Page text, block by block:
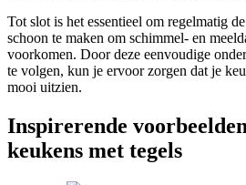
Tot slot is het essentieel om regelmatig
schoon te maken om schimmel- en
voorkomen. Door deze eenvoudige
te volgen, kun je ervoor zorgen dat je
mooi uitzien.
Inspirerende
keukens met tegels